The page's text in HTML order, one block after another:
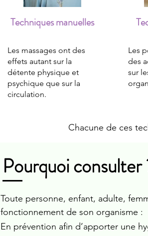
Techniques manuelles
Les massages ont des
effets autant sur la
détente physique et
psychique que sur la
circulation.
Les
des
sur
Chacune de ces
Pourquoi consulter
Toute personne, enfant, adulte,
fonctionnement de son organisme :
En prévention afin d’apporter une